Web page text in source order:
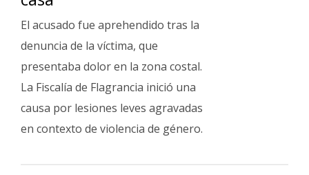
El acusado fue aprehendido tras la
denuncia de la víctima, que
presentaba dolor en la zona costal.
La Fiscalía de Flagrancia inició una
causa por lesiones leves agravadas
en contexto de violencia de género.